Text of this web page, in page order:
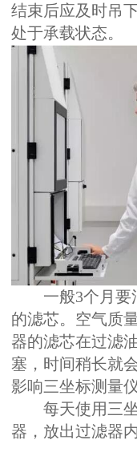
结束后应及时吊
处于承载状态。
一般3个月要
的滤芯。空气质
器的滤芯在过滤
塞，时间稍长就
影响三坐标测量
每天使用三坐
器，放出过滤器